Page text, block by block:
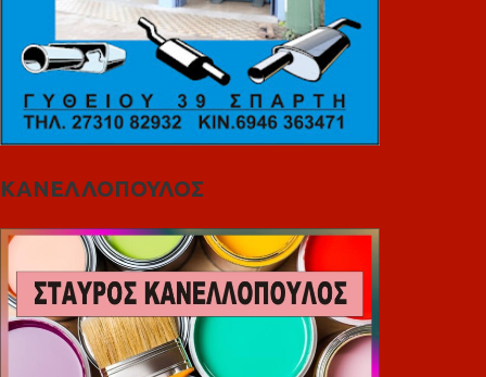
ΚΑΝΕΛΛΟΠΟΥΛΟΣ